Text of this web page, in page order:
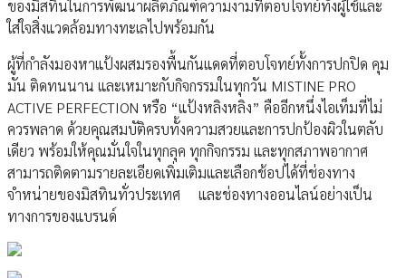
ของมิสทินในการพัฒนาผลิตภัณฑ์ความงามที่ตอบโจทย์ทั้งผู้ใช้และ
ใส่ใจสิ่งแวดล้อมทางทะเลไปพร้อมกัน
ผู้ที่กำลังมองหาแป้งผสมรองพื้นกันแดดที่ตอบโจทย์ทั้งการปกปิด คุม
มัน ติดทนนาน และเหมาะกับกิจกรรมในทุกวัน MISTINE PRO
ACTIVE PERFECTION หรือ “แป้งหลิงหลิง” คืออีกหนึ่งไอเท็มที่ไม่
ควรพลาด ด้วยคุณสมบัติครบทั้งความสวยและการปกป้องผิวในตลับ
เดียว พร้อมให้คุณมั่นใจในทุกลุค ทุกกิจกรรม และทุกสภาพอากาศ
สามารถติดตามรายละเอียดเพิ่มเติมและเลือกช้อปได้ที่ช่องทาง
จำหน่ายของมิสทินทั่วประเทศ และช่องทางออนไลน์อย่างเป็น
ทางการของแบรนด์